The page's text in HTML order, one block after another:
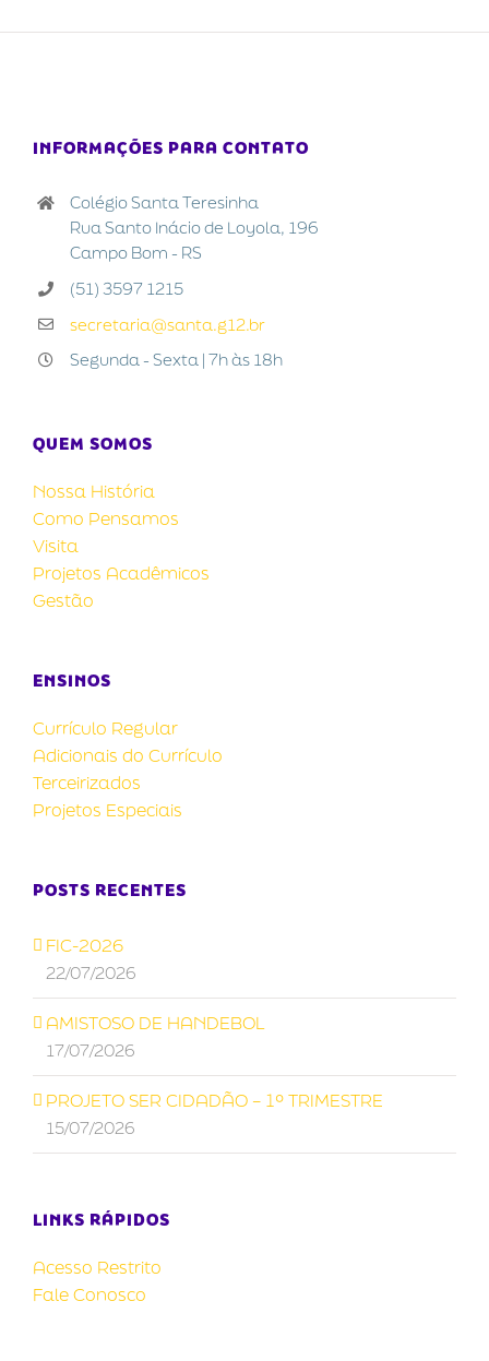
INFORMAÇÕES PARA CONTATO
Colégio Santa Teresinha
Rua Santo Inácio de Loyola, 196
Campo Bom - RS
(51) 3597 1215
secretaria@santa.g12.br
Segunda - Sexta | 7h às 18h
QUEM SOMOS
Nossa História
Como Pensamos
Visita
Projetos Acadêmicos
Gestão
ENSINOS
Currículo Regular
Adicionais do Currículo
Terceirizados
Projetos Especiais
POSTS RECENTES
FIC-2026
22/07/2026
AMISTOSO DE HANDEBOL
17/07/2026
PROJETO SER CIDADÃO – 1º TRIMESTRE
15/07/2026
LINKS RÁPIDOS
Acesso Restrito
Fale Conosco